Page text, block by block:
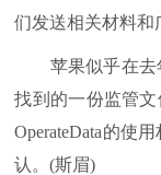
们发送相关材料和
苹果似乎在去年
找到的一份监管文
OperateData的使
认。(斯眉)